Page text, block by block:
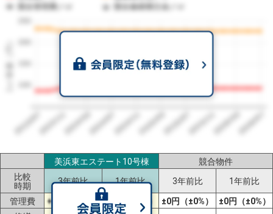
1㎡単価（円）
競合管理費／㎡
競合修繕積立金／㎡
2023/072023/112024/032024/072024/112025/032025/072025/112026/032026/07
美浜東エステート10号棟
競合物件
比較
時期
3年前比 1年前比 3年前比 1年前比
管理費 +6円（+7%） ±0円（±0%） ±0円（±0%）
±0円（±0%）